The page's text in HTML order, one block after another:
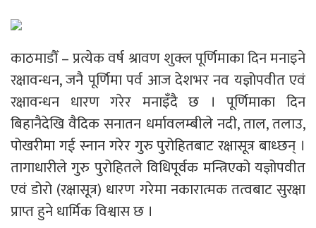
काठमाडौँ – प्रत्येक वर्ष श्रावण शुक्ल पूर्णिमाका दिन मनाइने
रक्षावन्धन, जनै पूर्णिमा पर्व आज देशभर नव यज्ञोपवीत एवं
रक्षावन्धन धारण गरेर मनाइँदै छ । पूर्णिमाका दिन
बिहानैदेखि वैदिक सनातन धर्मावलम्बीले नदी, ताल, तलाउ,
पोखरीमा गई स्नान गरेर गुरु पुरोहितबाट रक्षासूत्र बाध्छन् ।
तागाधारीले गुरु पुरोहितले विधिपूर्वक मन्त्रिएको यज्ञोपवीत
एवं डोरो (रक्षासूत्र) धारण गरेमा नकारात्मक तत्वबाट सुरक्षा
प्राप्त हुने धार्मिक विश्वास छ ।